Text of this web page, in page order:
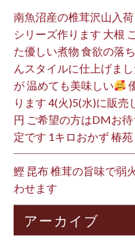
南魚沼産の椎茸沢山入
シリーズ作ります 大根
た優しい煮物 食欲の落
んスタイルに仕上げま
が 温めても美味しい
ります 4(火)5(水)に販
円 ご希望の方はDMお
定です 1キロおかず 椿
鰹 昆布 椎茸の旨味で弱
わせます
アーカイブ